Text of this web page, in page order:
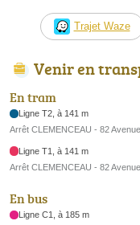
Trajet Waze
Venir en
En tram
Ligne T2, à 141 m
Arrêt CLEMENCEAU - 82
Ligne T1, à 141 m
Arrêt CLEMENCEAU - 82
En bus
Ligne C1, à 185 m